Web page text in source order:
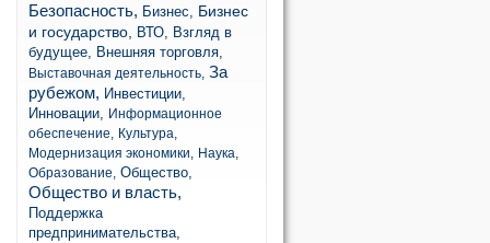
Безопасность, Бизнес, Бизнес
и государство,
ВТО, Взгляд в
будущее, Внешняя торговля,
Выставочная деятельность, За
рубежом, Инвестиции,
Инновации, Информационное
обеспечение, Культура,
Модернизация экономики, Наука,
Образование, Общество,
Общество и власть,
Поддержка
предпринимательства,